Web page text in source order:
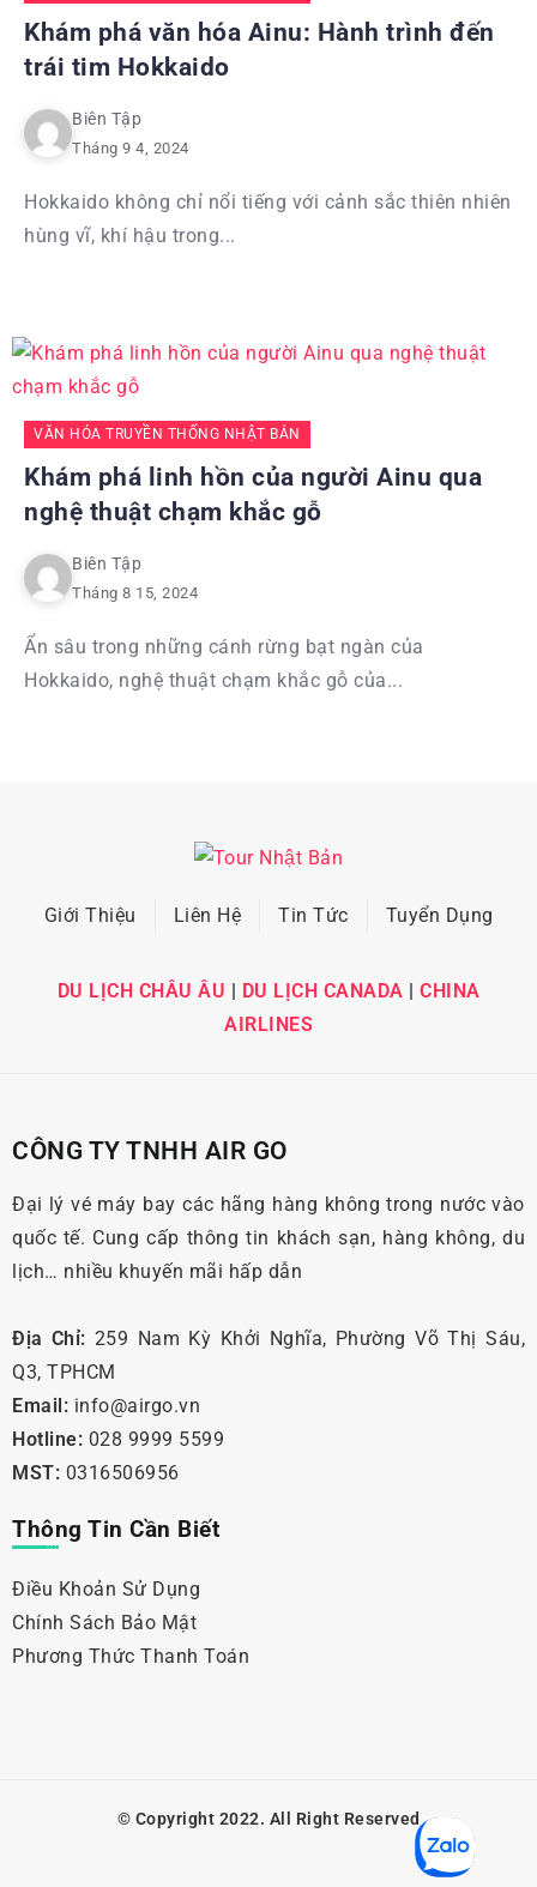
Khám phá văn hóa Ainu: Hành trình đến
trái tim Hokkaido
Biên Tập
Tháng 9 4, 2024
Hokkaido không chỉ nổi tiếng với cảnh sắc thiên nhiên
hùng vĩ, khí hậu trong...
VĂN HÓA TRUYỀN THỐNG NHẬT BẢN
Khám phá linh hồn của người Ainu qua
nghệ thuật chạm khắc gỗ
Biên Tập
Tháng 8 15, 2024
Ẩn sâu trong những cánh rừng bạt ngàn của
Hokkaido, nghệ thuật chạm khắc gỗ của...
Giới Thiệu Liên Hệ Tin Tức Tuyển Dụng
DU LỊCH CHÂU ÂU DU LỊCH CANADA
CHINA
AIRLINES
CÔNG TY TNHH AIR GO
Đại lý vé máy bay các hãng hàng không trong nước vào
quốc tế. Cung cấp thông tin khách sạn, hàng không, du
lịch… nhiều khuyến mãi hấp dẫn
Địa Chỉ: 259 Nam Kỳ Khởi Nghĩa, Phường Võ Thị Sáu,
Q3, TPHCM
Email: info@airgo.vn
Hotline: 028 9999 5599
MST: 0316506956
Thông Tin Cần Biết
Điều Khoản Sử Dụng
Chính Sách Bảo Mật
Phương Thức Thanh Toán
© Copyright 2022. All Right Reserved